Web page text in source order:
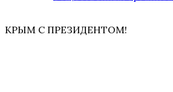
КРЫМ С ПРЕЗИДЕНТОМ!